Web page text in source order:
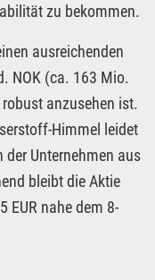
zu bekommen.
ausreichenden
NOK (ca. 163 Mio.
anzusehen ist.
Himmel leidet
Unternehmen aus
bleibt die Aktie
EUR nahe dem 8-